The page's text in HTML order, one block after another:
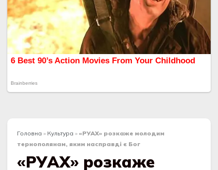
Головна » Культура » «РУАХ» розкаже молодим
тернополянам, яким насправді є Бог
«РУАХ» розкаже